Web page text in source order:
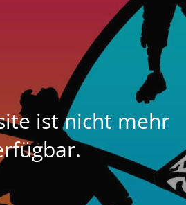
ist nicht mehr